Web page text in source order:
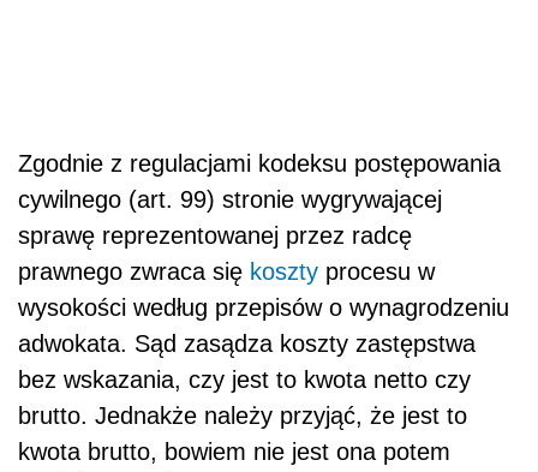
Zgodnie z regulacjami kodeksu postępowania
cywilnego (art. 99) stronie wygrywającej
sprawę reprezentowanej przez radcę
prawnego zwraca się koszty procesu w
wysokości według przepisów o wynagrodzeniu
adwokata. Sąd zasądza koszty zastępstwa
bez wskazania, czy jest to kwota netto czy
brutto. Jednakże należy przyjąć, że jest to
kwota brutto, bowiem nie jest ona potem